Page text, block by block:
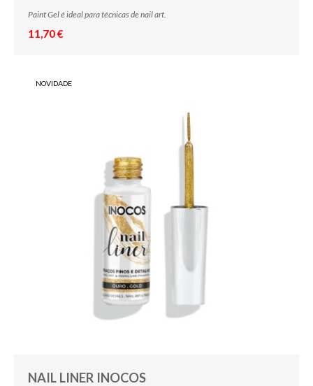
Paint Gel é ideal para técnicas de nail art.
11,70 €
NOVIDADE
NAIL LINER INOCOS